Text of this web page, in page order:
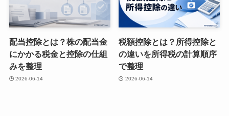
配当控除とは？株の配当金
にかかる税金と控除の仕組
みを整理
2026-06-14
税額控除とは？所得控除と
の違いを所得税の計算順序
で整理
2026-06-14